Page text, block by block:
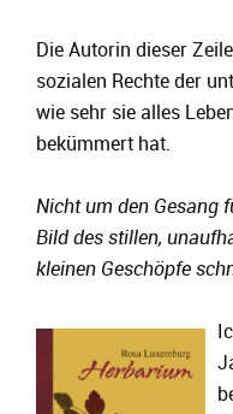
Die Autorin dieser
sozialen Rechte der
wie sehr sie alles
bekümmert hat.
Nicht um den Gesang
Bild des stillen,
kleinen Geschöpfe